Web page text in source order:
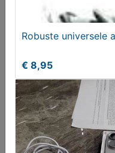
Robuste universele
Robuste universele
€ 8,95